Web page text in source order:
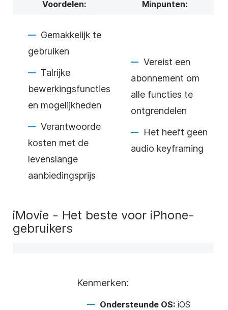
Voordelen: Minpunten:
Gemakkelijk te
gebruiken
Talrijke
bewerkingsfuncties
en mogelijkheden
Verantwoorde
kosten met de
levenslange
aanbiedingsprijs
Vereist een
abonnement om
alle functies te
ontgrendelen
Het heeft geen
audio keyframing
iMovie - Het beste voor iPhone-
gebruikers
Kenmerken:
Ondersteunde OS: iOS